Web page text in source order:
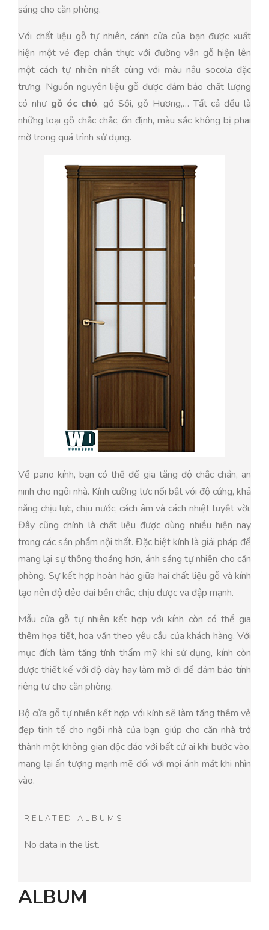
sáng cho căn phòng.
Với chất liệu gỗ tự nhiên, cánh cửa của bạn được xuất
hiện một vẻ đẹp chân thực với đường vân gỗ hiện lên
một cách tự nhiên nhất cùng với màu nâu socola đặc
trưng. Nguồn nguyên liệu gỗ được đảm bảo chất lượng
có như gỗ óc chó, gỗ Sồi, gỗ Hương,… Tất cả đều là
những loại gỗ chắc chắc, ổn định, màu sắc không bị phai
mờ trong quá trình sử dụng.
Về pano kính, bạn có thể để gia tăng độ chắc chắn, an
ninh cho ngôi nhà. Kính cường lực nổi bật vói độ cứng, khả
năng chịu lực, chịu nước, cách âm và cách nhiệt tuyệt vời.
Đây cũng chính là chất liệu được dùng nhiều hiện nay
trong các sản phẩm nội thất. Đặc biệt kính là giải pháp để
mang lại sự thông thoáng hơn, ánh sáng tự nhiên cho căn
phòng. Sự kết hợp hoàn hảo giữa hai chất liệu gỗ và kính
tạo nên độ dẻo dai bền chắc, chịu được va đập mạnh.
Mẫu cửa gỗ tự nhiên kết hợp với kính còn có thể gia
thêm họa tiết, hoa văn theo yêu cầu của khách hàng. Với
mục đích làm tăng tính thẩm mỹ khi sử dụng, kính còn
được thiết kế với độ dày hay làm mờ đi để đảm bảo tính
riêng tư cho căn phòng.
Bộ cửa gỗ tự nhiên kết hợp với kính sẽ làm tăng thêm vẻ
đẹp tinh tế cho ngôi nhà của bạn, giúp cho căn nhà trở
thành một không gian độc đáo với bất cứ ai khi bước vào,
mang lại ấn tượng mạnh mẽ đối với mọi ánh mắt khi nhìn
vào.
RELATED ALBUMS
No data in the list.
ALBUM